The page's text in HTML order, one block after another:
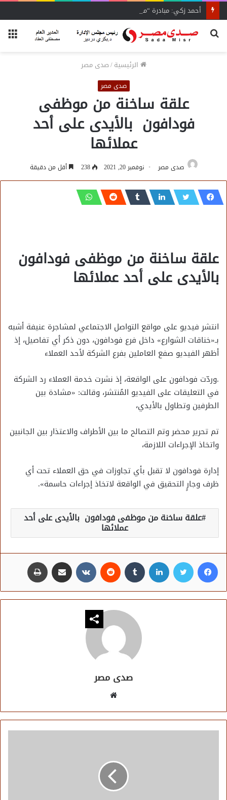
أحمد زكي: مبادرة “مصر تنطلق بالتصدير”
بحث
الرئيسية/صدى مصر
صدى مصر
علقة ساخنة من موظفى
فودافون بالأيدى على أحد
عملائها
صدى مصر نوفمبر 20, 2021 238 أقل من دقيقة
علقة ساخنة من موظفى فودافون
بالأيدى على أحد عملائها
انتشر فيديو على مواقع التواصل الاجتماعي لمشاجرة عنيفة أشبه
بـ«خناقات الشوارع» داخل فرع فودافون، دون ذكر أي تفاصيل، إذ
أظهر الفيديو صفع العاملين بفرع الشركة لأحد العملاء
.وردّت فودافون على الواقعة، إذ نشرت خدمة العملاء رد الشركة
في التعليقات على الفيديو المُنتشر، وقالت: «مشادة بين
الطرفين وتطاول بالأيدي،
تم تحرير محضر وتم التصالح ما بين الأطراف والاعتذار بين الجانبين
واتخاذ الإجراءات اللازمة،
إدارة فودافون لا تقبل بأي تجاوزات في حق العملاء تحت أي
ظرف وجارٍ التحقيق في الواقعة لاتخاذ إجراءات حاسمة».
علقة ساخنة من موظفى فودافون بالأيدى على أحد
عملائها
فيسبوك تويتر لينكدإن مشاركة عبر البريد
صدى مصر